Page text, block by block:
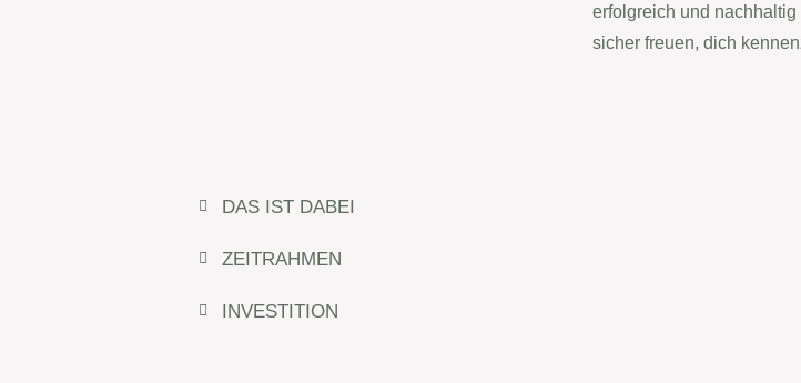
erfolgreich und
sicher freuen, dich
DAS IST DABEI
ZEITRAHMEN
INVESTITION